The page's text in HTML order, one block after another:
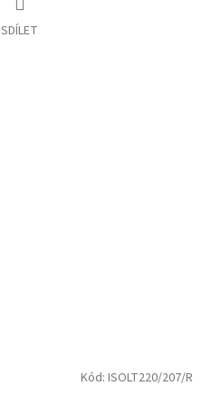
SDÍLET
Kód: ISOLT220/207/R